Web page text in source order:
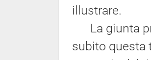
illustrare.
La giunta
subito questa